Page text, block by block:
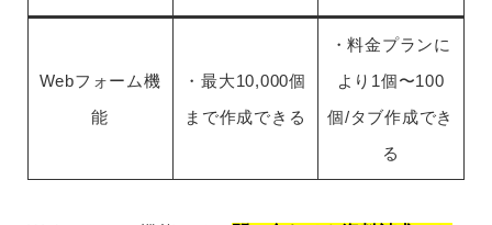
Webフォーム機
能
・最大10,000個
まで作成できる
・料金プランに
より1個〜100
個/タブ作成でき
る